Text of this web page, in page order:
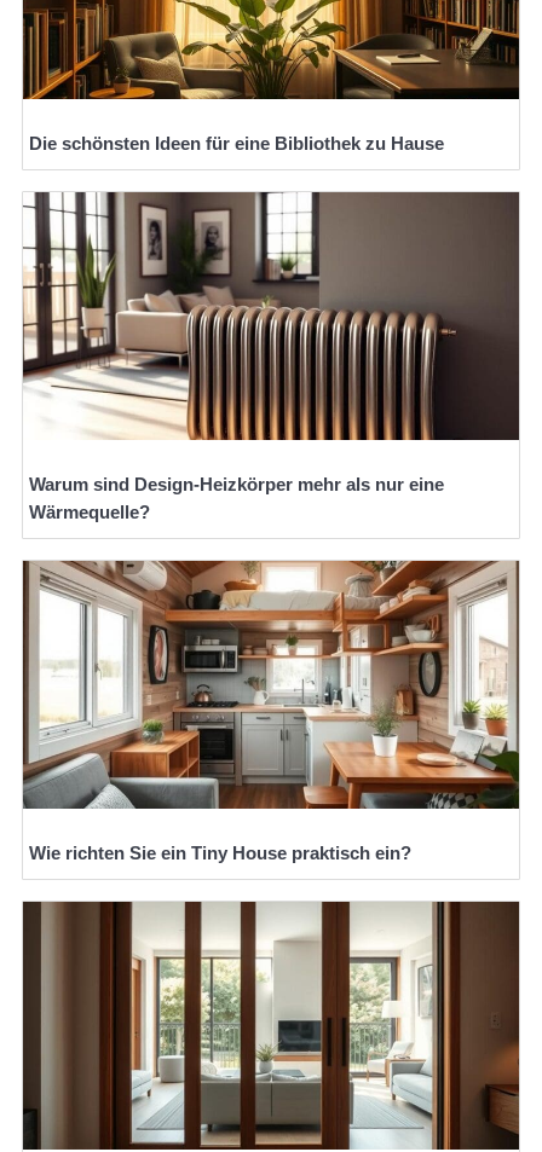
Die schönsten Ideen für eine Bibliothek zu Hause
Warum sind Design-Heizkörper mehr als nur eine
Wärmequelle?
Wie richten Sie ein Tiny House praktisch ein?